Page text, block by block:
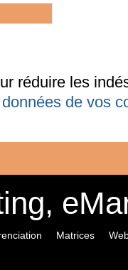
réduire les
de vos
Matrices